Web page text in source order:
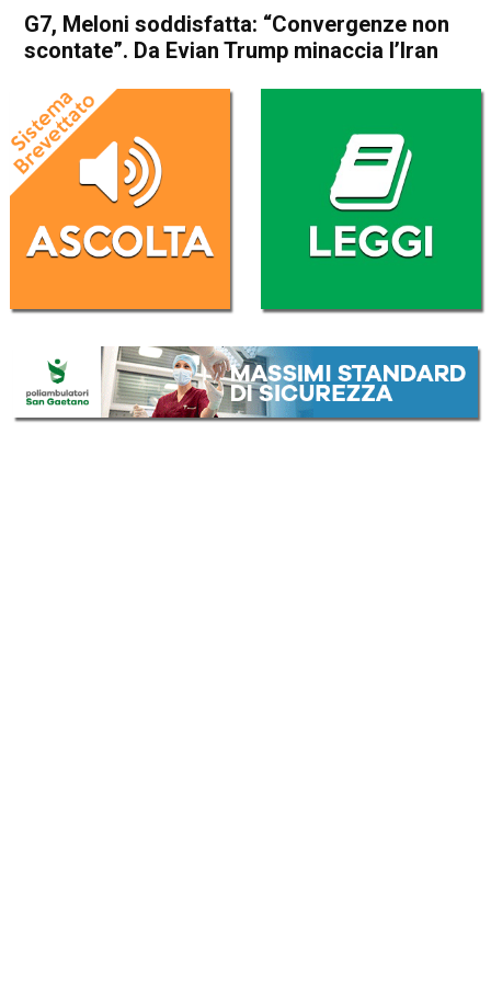
G7, Meloni soddisfatta: “Convergenze non
scontate”. Da Evian Trump minaccia l’Iran
Politica Esteri
Politica Esteri
G7, Meloni soddisfatta:
“Convergenze non scontate”.
Da Evian Trump minaccia
l’Iran
Da Redazione Nazionale
17 Giugno 2026 (aggiornato il17 Giugno 2026 19:21 )